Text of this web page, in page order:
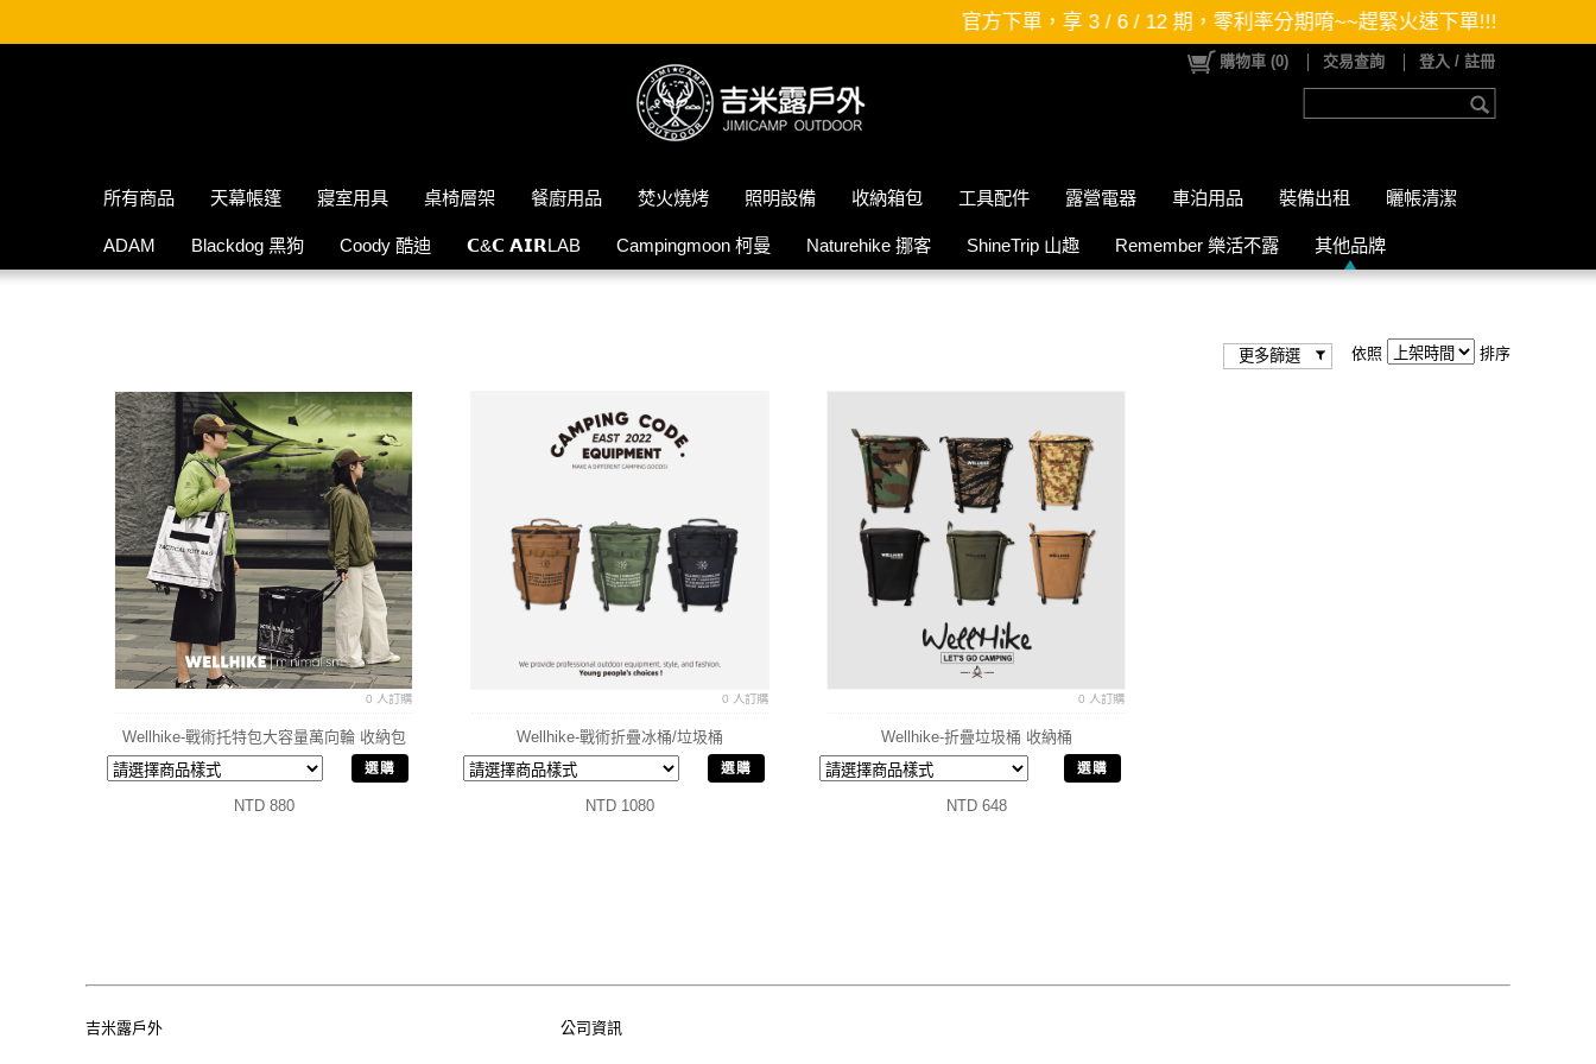
官方下單，享 3 / 6 / 12 期，零利率分期唷~~趕緊火速下單!!!
所有商品 天幕帳篷 寢室用具 桌椅層架 餐廚用品 焚火燒烤 照明設備 收納箱包 工具配件 露營電器 車泊用品 裝備出租 曬帳清潔
ADAM Blackdog 黑狗 Coody 酷迪 𝗖&𝗖 𝗔𝗜𝗥LAB Campingmoon 柯曼 Naturehike 挪客 ShineTrip 山趣 Remember 樂活不露 其他品牌
購物車 (0) 交易查詢 登入 / 註冊
更多篩選 依照 排序
0 人訂購
Wellhike-戰術托特包大容量萬向輪 收納包
選購
NTD 880
0 人訂購
Wellhike-戰術折疊冰桶/垃圾桶
選購
NTD 1080
0 人訂購
Wellhike-折疊垃圾桶 收納桶
選購
NTD 648
吉米露戶外 公司資訊